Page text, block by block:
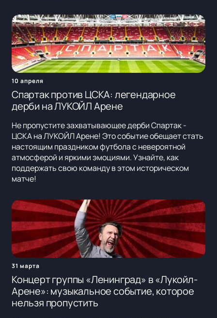
10 апреля
Спартак против ЦСКА: легендарное
дерби на ЛУКОЙЛ Арене
Не пропустите захватывающее дерби Спартак -
ЦСКА на ЛУКОЙЛ Арене! Это событие обещает стать
настоящим праздником футбола с невероятной
атмосферой и яркими эмоциями. Узнайте, как
поддержать свою команду в этом историческом
матче!
31 марта
Концерт группы «Ленинград» в «Лукойл-
Арене»: музыкальное событие, которое
нельзя пропустить